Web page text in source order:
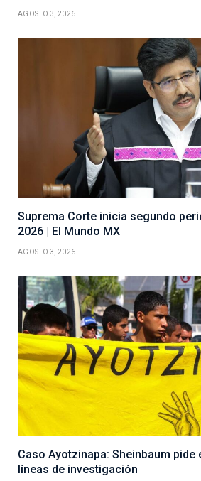
AGOSTO 3, 2026
Suprema Corte inicia segundo
2026 | El Mundo MX
AGOSTO 3, 2026
Caso Ayotzinapa: Sheinbaum pide
líneas de investigación